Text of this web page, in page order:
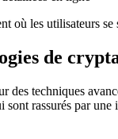
où les utilisateurs
de
des techniques
rassurés par